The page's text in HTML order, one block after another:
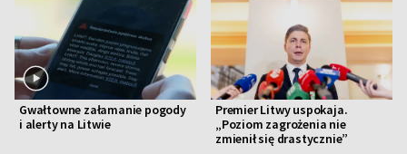
Gwałtowne załamanie pogody
i alerty na Litwie
Premier Litwy uspokaja.
„Poziom zagrożenia nie
zmienił się drastycznie”